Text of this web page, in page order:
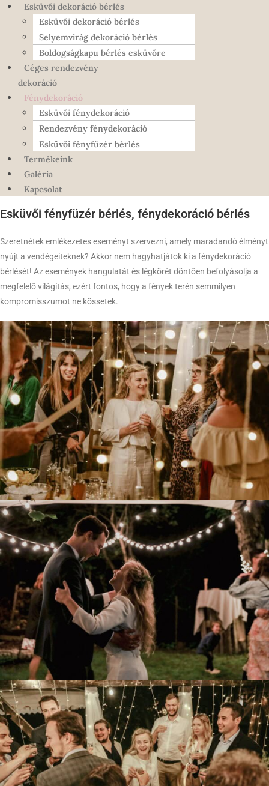
Esküvői dekoráció bérlés
Esküvői dekoráció bérlés
Selyemvirág dekoráció bérlés
Boldogságkapu bérlés esküvőre
Céges rendezvény
dekoráció
Fénydekoráció
Esküvői fénydekoráció
Rendezvény fénydekoráció
Esküvői fényfüzér bérlés
Termékeink
Galéria
Kapcsolat
Esküvői fényfüzér bérlés, fénydekoráció bérlés
Szeretnétek emlékezetes eseményt szervezni, amely maradandó élményt
nyújt a vendégeiteknek? Akkor nem hagyhatjátok ki a fénydekoráció
bérlését! Az események hangulatát és légkörét döntően befolyásolja a
megfelelő világítás, ezért fontos, hogy a fények terén semmilyen
kompromisszumot ne kössetek.